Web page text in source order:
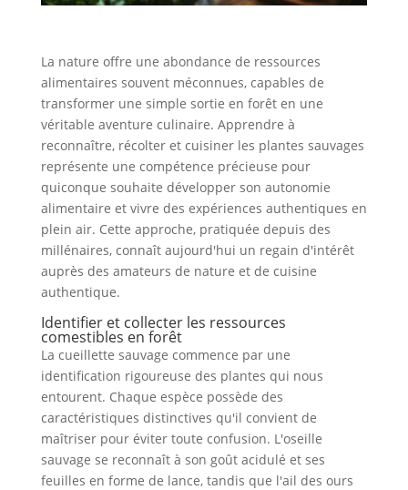
La nature offre une abondance de ressources
alimentaires souvent méconnues, capables de
transformer une simple sortie en forêt en une
véritable aventure culinaire. Apprendre à
reconnaître, récolter et cuisiner les plantes sauvages
représente une compétence précieuse pour
quiconque souhaite développer son autonomie
alimentaire et vivre des expériences authentiques en
plein air. Cette approche, pratiquée depuis des
millénaires, connaît aujourd'hui un regain d'intérêt
auprès des amateurs de nature et de cuisine
authentique.
Identifier et collecter les ressources
comestibles en forêt
La cueillette sauvage commence par une
identification rigoureuse des plantes qui nous
entourent. Chaque espèce possède des
caractéristiques distinctives qu'il convient de
maîtriser pour éviter toute confusion. L'oseille
sauvage se reconnaît à son goût acidulé et ses
feuilles en forme de lance, tandis que l'ail des ours